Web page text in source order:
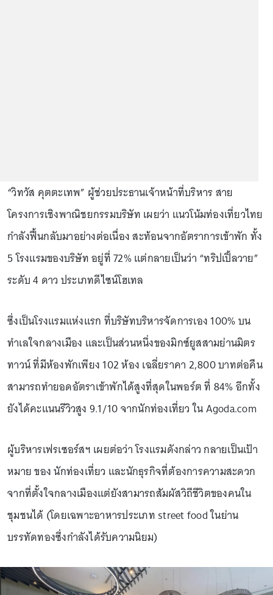
“วิทวัส คุตตะเทพ” ผู้ช่วยประธานเจ้าหน้าที่บริหาร สาย
โครงการเชิงพาณิชยกรรมบริษัท เผยว่า แนวโน้มท่องเที่ยวไทย
กำลังฟื้นกลับมาอย่างต่อเนื่อง สะท้อนจากอัตราการเข้าพัก ทั้ง
5 โรงแรมของบริษัท อยู่ที่ 72% แต่กลายเป็นว่า “ทริปเปิ้ลวาย”
ระดับ 4 ดาว ประเภทดีไซน์โฮเทล
ซึ่งเป็นโรงแรมแห่งแรก ที่บริษัทบริหารจัดการเอง 100% บน
ทำเลใจกลางเมือง และเป็นส่วนหนึ่งของมิกซ์ยูสสามย่านมิตร
ทาวน์ ที่มีห้องพักเพียง 102 ห้อง เฉลี่ยราคา 2,800 บาทต่อคืน
สามารถทำยอดอัตราเข้าพักได้สูงที่สุดในพอร์ต ที่ 84% อีกทั้ง
ยังได้คะแนนรีวิวสูง 9.1/10 จากนักท่องเที่ยว ใน Agoda.com
ผู้บริหารเฟรเซอร์สฯ เผยต่อว่า โรงแรมดังกล่าว กลายเป็นเป้า
หมาย ของ นักท่องเที่ยว และนักธุรกิจที่ต้องการความสะดวก
จากที่ตั้งใจกลางเมืองแต่ยังสามารถสัมผัสวิถีชีวิตของคนใน
ชุมชนได้ (โดยเฉพาะอาหารประเภท street food ในย่าน
บรรทัดทองซึ่งกำลังได้รับความนิยม)